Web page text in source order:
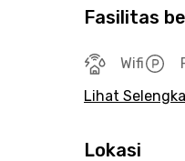
Fasilitas
Wifi
Lihat
Lokasi